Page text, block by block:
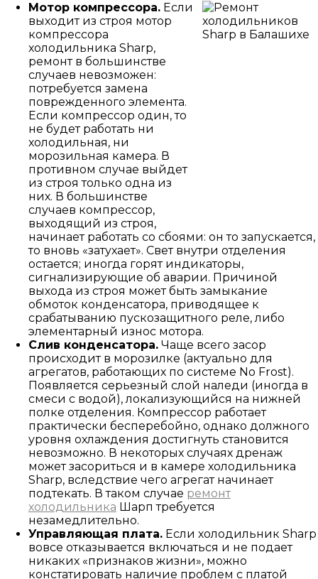
ТОРГОВОЕ ХОЛОДИЛЬНОЕ ОБОРУДОВАНИЕ
МОРОЗИЛЬНЫЕ КАМЕРЫ
Мотор компрессора. Если
выходит из строя мотор
компрессора
холодильника Sharp,
ремонт в большинстве
случаев невозможен:
потребуется замена
поврежденного элемента.
Если компрессор один, то
не будет работать ни
холодильная, ни
морозильная камера. В
противном случае выйдет
из строя только одна из
них. В большинстве
случаев компрессор,
выходящий из строя,
начинает работать со сбоями: он то запускается,
то вновь «затухает». Свет внутри отделения
остается; иногда горят индикаторы,
сигнализирующие об аварии. Причиной
выхода из строя может быть замыкание
обмоток конденсатора, приводящее к
срабатыванию пускозащитного реле, либо
элементарный износ мотора.
Слив конденсатора. Чаще всего засор
происходит в морозилке (актуально для
агрегатов, работающих по системе No Frost).
Появляется серьезный слой наледи (иногда в
смеси с водой), локализующийся на нижней
полке отделения. Компрессор работает
практически бесперебойно, однако должного
уровня охлаждения достигнуть становится
невозможно. В некоторых случаях дренаж
может засориться и в камере холодильника
Sharp, вследствие чего агрегат начинает
подтекать. В таком случае ремонт
холодильника Шарп требуется
незамедлительно.
Управляющая плата. Если холодильник Sharp
вовсе отказывается включаться и не подает
никаких «признаков жизни», можно
констатировать наличие проблем с платой